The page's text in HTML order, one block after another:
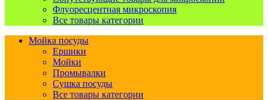
Флуоресцентная микроскопия
Все товары категории
Мойка посуды
Ершики
Мойки
Промывалки
Сушка посуды
Все товары категории